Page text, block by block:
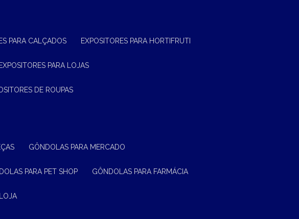
PARA CALÇADOS EXPOSITORES PARA HORTIFRUTI
EXPOSITORES PARA LOJAS
DE ROUPAS
GÔNDOLAS PARA MERCADO
PARA PET SHOP GÔNDOLAS PARA FARMÁCIA